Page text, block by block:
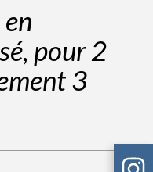
pour 2
3